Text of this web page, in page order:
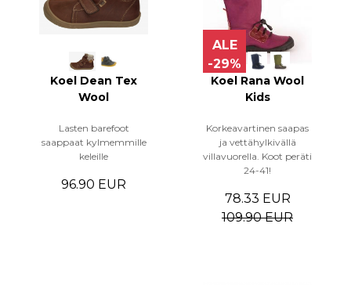
Koel Dean Tex
Wool
Lasten barefoot
saappaat kylmemmille
keleille
96.90 EUR
ALE
-29%
Koel Rana Wool
Kids
Korkeavartinen saapas
ja vettähylkivällä
villavuorella. Koot peräti
24-41!
78.33 EUR
109.90 EUR